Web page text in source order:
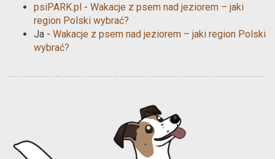
psiPARK.pl - Wakacje z psem nad jeziorem – jaki
region Polski wybrać?
Ja - Wakacje z psem nad jeziorem – jaki region Polski
wybrać?